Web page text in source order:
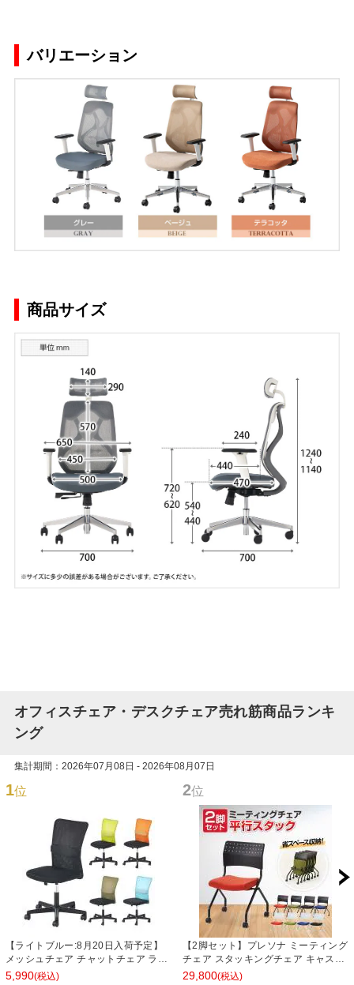
バリエーション
商品サイズ
オフィスチェア・デスクチェア売れ筋商品ランキ
ング
集計期間：2026年07月08日 - 2026年08月07日
1位
【ライトブルー:8月20日入荷予定】
メッシュチェア チャットチェア ラン
バーサポート オフィスチェア デスク
5,990(税込)
2位
【2脚セット】プレソナ ミーティング
チェア スタッキングチェア キャスタ
ー付き 座面クッション 幅570×奥行
29,800(税込)